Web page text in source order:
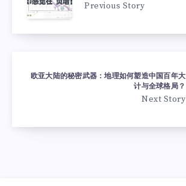
Previous Story
欧亚大陆的秘密武器：地理如何塑造中国百年大
计与全球格局？
Next Story